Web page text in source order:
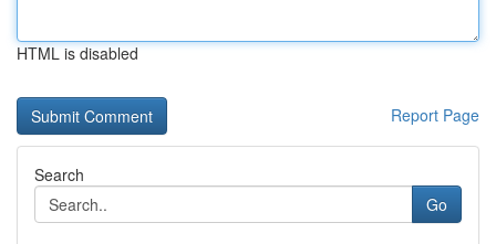
HTML is disabled
Report Page
Search
Go